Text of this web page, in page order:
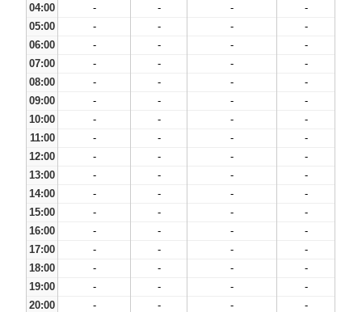
04:00
- - -
-
05:00
- - -
-
06:00
- - -
-
07:00
- - -
-
08:00
- - -
-
09:00
- - -
-
10:00
- - -
-
11:00
- - -
-
12:00
- - -
-
13:00
- - -
-
14:00
- - -
-
15:00
- - -
-
16:00
- - -
-
17:00
- - -
-
18:00
- - -
-
19:00
- - -
-
20:00
- - -
-